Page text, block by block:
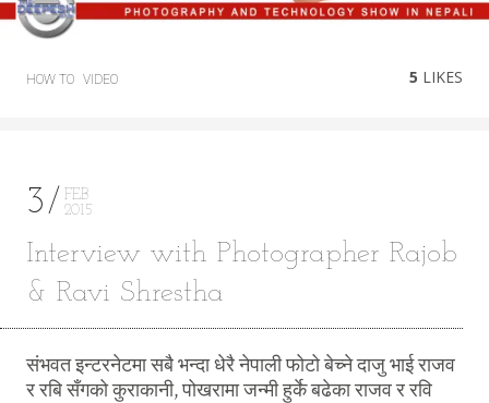
HOW TO VIDEO 5 LIKES
3
FEB
2015
Interview with Photographer Rajob
& Ravi Shrestha
संभवत इन्टरनेटमा सबै भन्दा धेरै नेपाली फोटो बेच्ने दाजु भाई राजव
र रबि सँगको कुराकानी, पोखरामा जन्मी हुर्के बढेका राजव र रवि